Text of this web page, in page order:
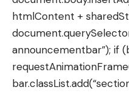
htmlContent +
announcementbar”); if